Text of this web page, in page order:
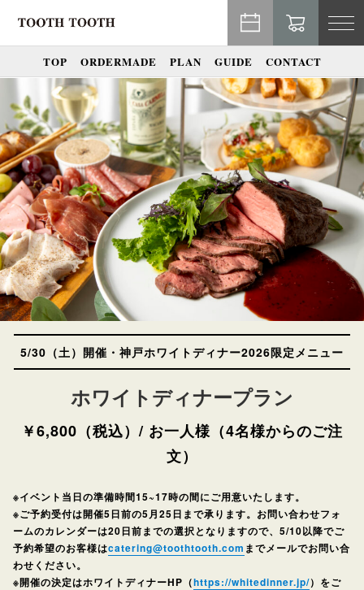
TOP
ORDERMADE PLAN GUIDE CONTACT
5/30（土）開催・神戸ホワイトディナー2026限定メニュー
ホワイトディナープラン
￥6,800（税込）/ お一人様（4名様からのご注
文）
※イベント当日の準備時間15~17時の間にご用意いたします。
※ご予約受付は開催5日前の5月25日まで承ります。お問い合わせフォ
ームのカレンダーは20日前までの選択となりますので、5/10以降でご
予約希望のお客様はcatering@toothtooth.com までメールでお問い合
わせください。
※開催の決定はホワイトディナーHP（https://whitedinner.jp/）をご